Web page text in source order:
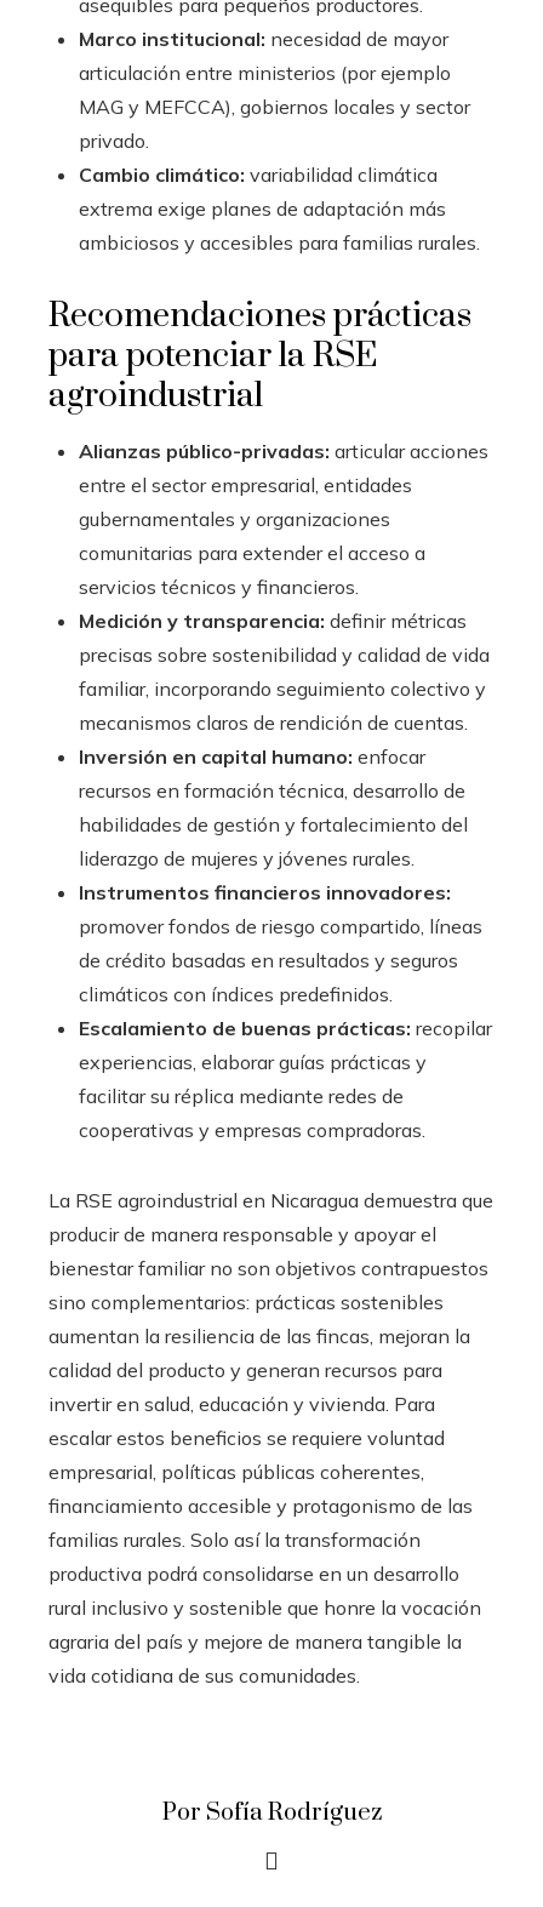
asequibles para pequeños productores.
Marco institucional: necesidad de mayor
articulación entre ministerios (por ejemplo
MAG y MEFCCA), gobiernos locales y sector
privado.
Cambio climático: variabilidad climática
extrema exige planes de adaptación más
ambiciosos y accesibles para familias rurales.
Recomendaciones prácticas
para potenciar la RSE
agroindustrial
Alianzas público-privadas: articular acciones
entre el sector empresarial, entidades
gubernamentales y organizaciones
comunitarias para extender el acceso a
servicios técnicos y financieros.
Medición y transparencia: definir métricas
precisas sobre sostenibilidad y calidad de vida
familiar, incorporando seguimiento colectivo y
mecanismos claros de rendición de cuentas.
Inversión en capital humano: enfocar
recursos en formación técnica, desarrollo de
habilidades de gestión y fortalecimiento del
liderazgo de mujeres y jóvenes rurales.
Instrumentos financieros innovadores:
promover fondos de riesgo compartido, líneas
de crédito basadas en resultados y seguros
climáticos con índices predefinidos.
Escalamiento de buenas prácticas: recopilar
experiencias, elaborar guías prácticas y
facilitar su réplica mediante redes de
cooperativas y empresas compradoras.
La RSE agroindustrial en Nicaragua demuestra que
producir de manera responsable y apoyar el
bienestar familiar no son objetivos contrapuestos
sino complementarios: prácticas sostenibles
aumentan la resiliencia de las fincas, mejoran la
calidad del producto y generan recursos para
invertir en salud, educación y vivienda. Para
escalar estos beneficios se requiere voluntad
empresarial, políticas públicas coherentes,
financiamiento accesible y protagonismo de las
familias rurales. Solo así la transformación
productiva podrá consolidarse en un desarrollo
rural inclusivo y sostenible que honre la vocación
agraria del país y mejore de manera tangible la
vida cotidiana de sus comunidades.
Por Sofía Rodríguez